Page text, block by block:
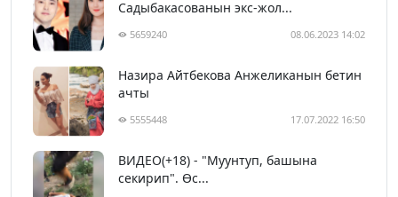
Садыбакасованын экс-жол...
5659240 08.06.2023 14:02
Назира Айтбекова Анжеликанын бетин
ачты
5555448 17.07.2022 16:50
ВИДЕО(+18) - "Муунтуп, башына
секирип". Өс...